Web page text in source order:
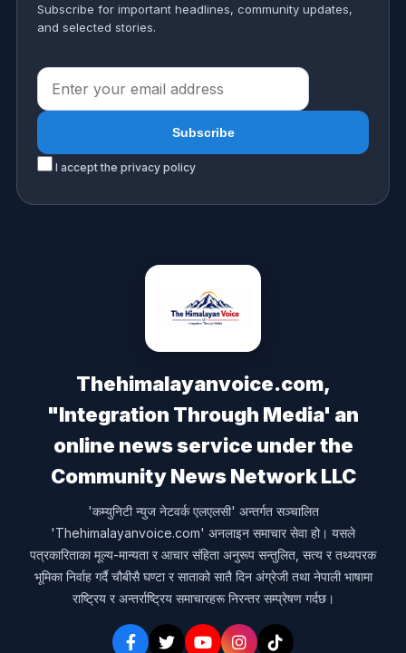
Subscribe for important headlines, community updates,
and selected stories.
I accept the privacy policy
Thehimalayanvoice.com,
"Integration Through Media' an
online news service under the
Community News Network LLC
'कम्युनिटी न्युज नेटवर्क एलएलसी' अन्तर्गत सञ्चालित
'Thehimalayanvoice.com' अनलाइन समाचार सेवा हो। यसले
पत्रकारिताका मूल्य-मान्यता र आचार संहिता अनुरूप सन्तुलित, सत्य र तथ्यपरक
भूमिका निर्वाह गर्दै चौबीसै घण्टा र साताको सातै दिन अंग्रेजी तथा नेपाली भाषामा
राष्ट्रिय र अन्तर्राष्ट्रिय समाचारहरू निरन्तर सम्प्रेषण गर्दछ।